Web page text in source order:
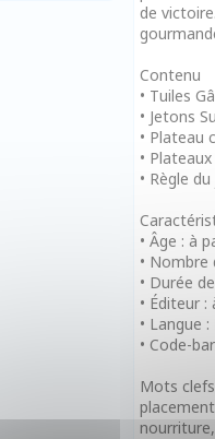
de
Contenu
• Tuiles
• Jetons
• Plateau
•
• Règle
• Âge : à
• Nombre
• Durée
• Éditeur
• Langue
• Code-
Mots clefs